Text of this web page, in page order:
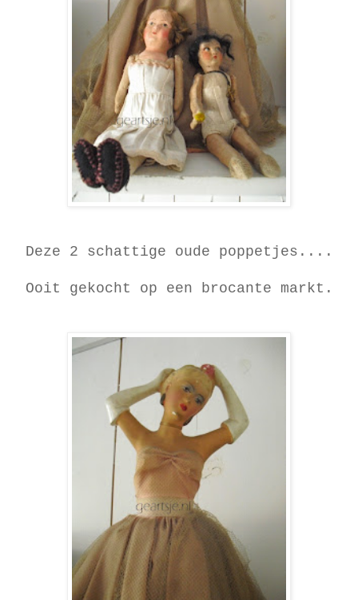
Deze 2 schattige oude poppetjes....
Ooit gekocht op een brocante markt.